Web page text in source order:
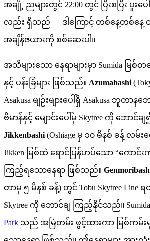
အချို့ ညများတွင် 22:00 တွင် ပြီးစပြီး ပူးပေါ
လည်း ရှိသည် — ဒါကြောင့် တစ်နေ့တစ်နေ့
အချိန်ဇယားကို စစ်ဆေးပါ။
အသိများသော နေရာများမှာ Sumida မြ
နှင့် ပန်းခြံများ ဖြစ်သည်။ Azumabashi
Asakusa မျဉ်းများပေါ်ရှိ Asakusa ဘူတာန
ဗိမာန်နှင့် မျောင်းပေါ်မှ Skytree ကို ဘော
Jikkenbashi (Oshiage မှ ၁၀ မိနစ် ခန့် လမ်
Jikken မြစ်ထဲ ရောင်ပြန်ဟပ်သော “ကောင်း
ကြည့်ရသောနေရာ ဖြစ်သည်။
တာမှ ၅ မိနစ် ခန့်) တွင် Tobu Skytree Line
Skytree ကို ဘောင်ချ ကြည့်နိုင်သည်။
Park သည် အမြဲတမ်း ဖွင့်ထားကာ မြစ်ကမ်းမှ